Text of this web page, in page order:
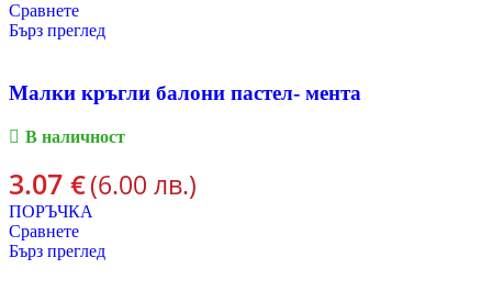
Сравнете
Бърз преглед
Малки кръгли балони пастел- мента
В наличност
3.07 €(6.00 лв.)
ПОРЪЧКА
Сравнете
Бърз преглед